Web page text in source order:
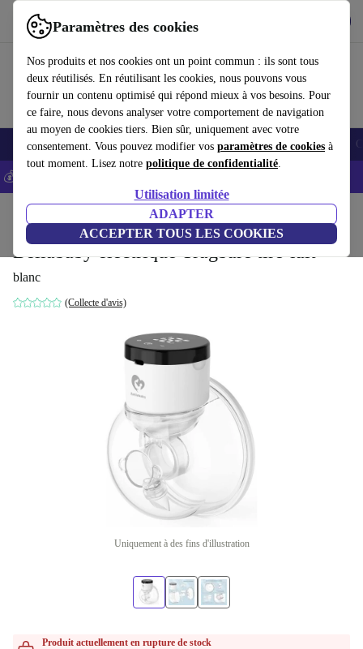
Paramètres des cookies
Nos produits et nos cookies ont un point commun : ils sont tous
deux réutilisés. En réutilisant les cookies, nous pouvons vous
fournir un contenu optimisé qui répond mieux à vos besoins. Pour
ce faire, nous devons analyser votre comportement de navigation
au moyen de cookies tiers. Bien sûr, uniquement avec votre
consentement. Vous pouvez modifier vos paramètres de cookies à
tout moment. Lisez notre politique de confidentialité.
Utilisation limitée
ADAPTER
ACCEPTER TOUS LES COOKIES
Utilisez refurbed rapidement et facilement
Smartphones Laptops Tablettes Montres connectées Accessoires
💰-5% EXTRA sur les iPhones – Code: IPHONEDEAL -
Alimentation
Bellababy électrique Tragbare tire-lait
blanc
(Collecte d'avis)
Uniquement à des fins d'illustration
Produit actuellement en rupture de stock